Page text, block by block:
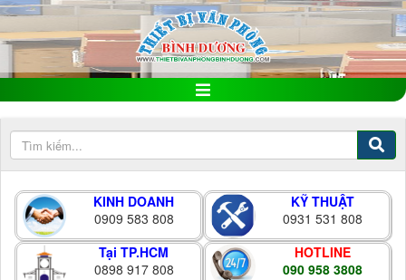
KINH DOANH
0909 583 808
KỸ THUẬT
0931 531 808
Tại TP.HCM
0898 917 808
HOTLINE
090 958 3808